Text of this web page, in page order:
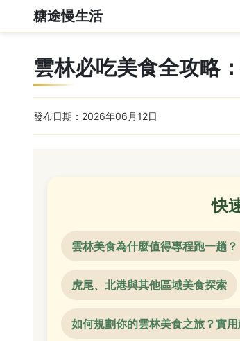
糖途慢生活
雲林必吃美食全攻略
發布日期：2026年06月12日
快
雲林美食為什麼值得專程跑一趟？
虎尾、北港與其他區域美食探索
如何規劃你的雲林美食之旅？實